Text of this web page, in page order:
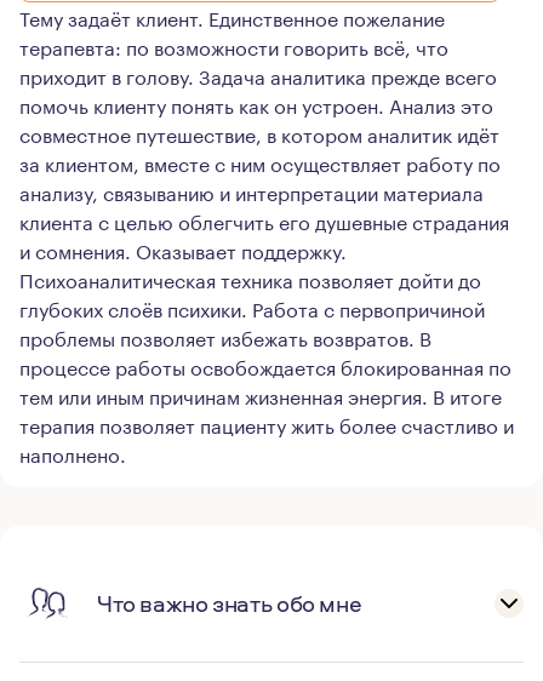
Тему задаёт клиент. Единственное пожелание
терапевта: по возможности говорить всё, что
приходит в голову. Задача аналитика прежде всего
помочь клиенту понять как он устроен. Анализ это
совместное путешествие, в котором аналитик идёт
за клиентом, вместе с ним осуществляет работу по
анализу, связыванию и интерпретации материала
клиента с целью облегчить его душевные страдания
и сомнения. Оказывает поддержку.
Психоаналитическая техника позволяет дойти до
глубоких слоёв психики. Работа с первопричиной
проблемы позволяет избежать возвратов. В
процессе работы освобождается блокированная по
тем или иным причинам жизненная энергия. В итоге
терапия позволяет пациенту жить более счастливо и
наполнено.
Что важно знать обо мне